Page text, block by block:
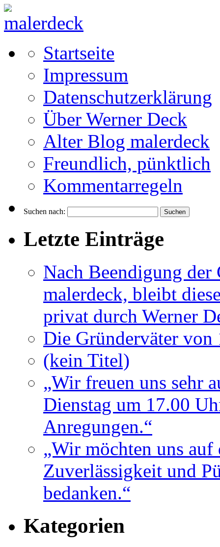
Startseite
Impressum
Datenschutzerklärung
Über Werner Deck
Alter Blog malerdeck
Freundlich, pünktlich
Kommentarregeln
Suchen nach:
Letzte Einträge
Nach Beendigung
malerdeck, bleibt
privat durch Werner
Die Gründerväter
(kein Titel)
„Wir freuen uns sehr
Dienstag um 17.00
Anregungen.“
„Wir möchten uns
Zuverlässigkeit und
bedanken.“
Kategorien